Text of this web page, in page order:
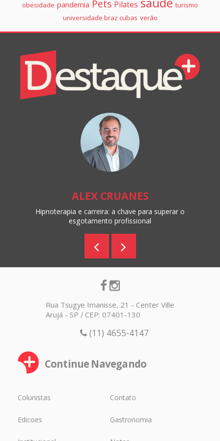
obesidade pandemia Pets Pilates
turismo
universidade braz cubas verão
Colunistas
Destaque+
Online
ALEX CRUANES
Hipnoterapia e carreira: a chave para superar o
esgotamento profissional
Rua Tsugye Imanisse, 21 - Center Ville
Arujá - SP / CEP: 07401-130
(11) 4655-4147
Continue Navegando
Colunistas Contato
Edicoes Gastronomia